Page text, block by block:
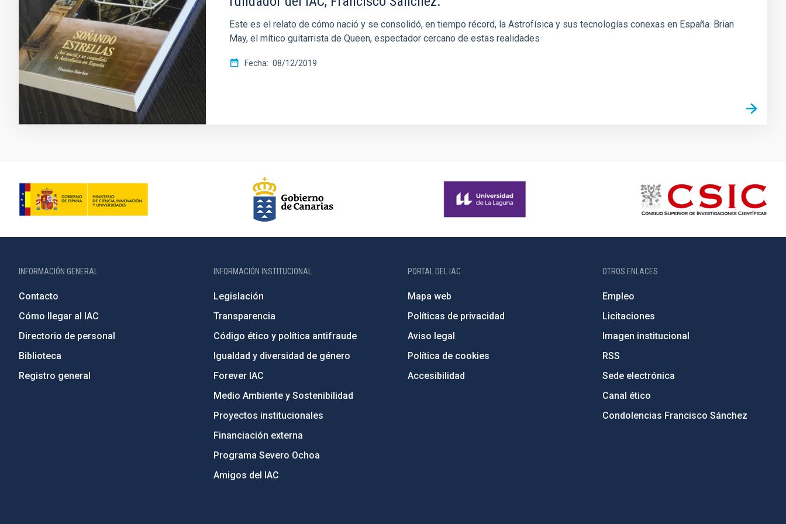
Este es el relato de cómo nació y se consolidó, en tiempo récord, la Astrofísica y sus tecnologías conexas en España. Brian
May, el mítico guitarrista de Queen, espectador cercano de estas realidades
Fecha 08/12/2019
INFORMACIÓN GENERAL
Contacto
Cómo llegar al IAC
Directorio de personal
Biblioteca
Registro general
INFORMACIÓN INSTITUCIONAL
Legislación
Transparencia
Código ético y política antifraude
Igualdad y diversidad de género
Forever IAC
Medio Ambiente y Sostenibilidad
Proyectos institucionales
Financiación externa
Programa Severo Ochoa
Amigos del IAC
PORTAL DEL IAC
Mapa web
Políticas de privacidad
Aviso legal
Política de cookies
Accesibilidad
OTROS ENLACES
Empleo
Licitaciones
Imagen institucional
RSS
Sede electrónica
Canal ético
Condolencias Francisco Sánchez